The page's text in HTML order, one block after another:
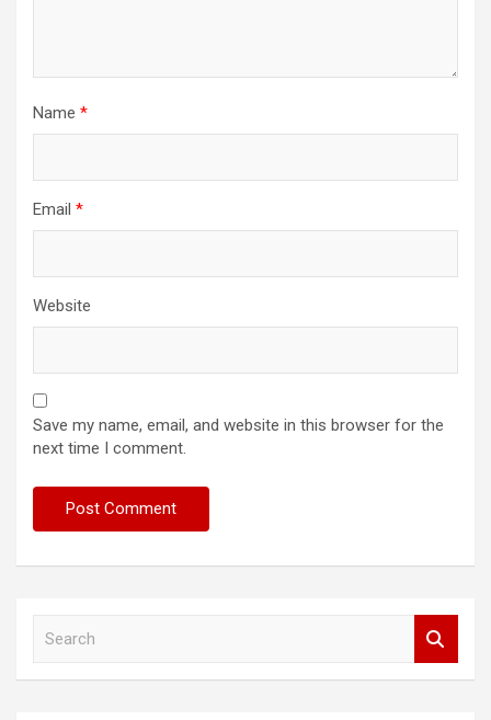
Name *
Email *
Website
Save my name, email, and website in this browser for the
next time I comment.